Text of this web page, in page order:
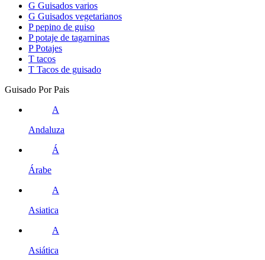
G Guisados varios
G Guisados vegetarianos
P pepino de guiso
P potaje de tagarninas
P Potajes
T tacos
T Tacos de guisado
Guisado Por Pais
A
Andaluza
Á
Árabe
A
Asiatica
A
Asiática